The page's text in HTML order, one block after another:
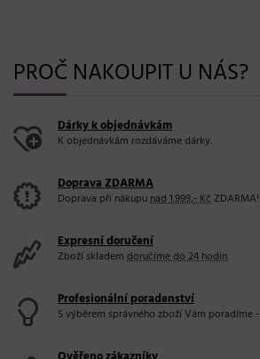
PROČ NAKOUPIT U NÁS?
Dárky k objednávkám
K objednávkám rozdáváme dárky.
Doprava ZDARMA
Doprava při nákupunad 1.999,- KčZDARMA!
Expresní doručení
Zboží skladem doručíme do 24 hodin.
Profesionální poradenství
S výběrem správného zboží Vám poradíme -